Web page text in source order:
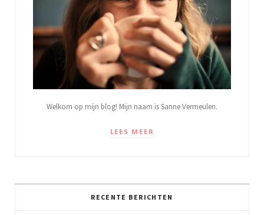
Welkom op mijn blog! Mijn naam is Sanne Vermeulen.
LEES MEER
RECENTE BERICHTEN